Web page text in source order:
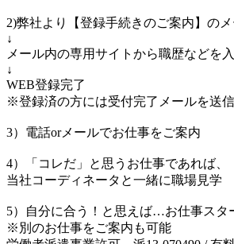
2)弊社より【登録手続きのご案内】の
↓
メール内の専用サイトから職歴などを
↓
WEB登録完了
※登録済の方には受付完了メールを送信
3）電話orメールでお仕事をご案内
4）「コレだ」と思うお仕事であれば、
当社コーディネータと一緒に職場見学
5）自分に合う！と思えば…お仕事スタ
※別のお仕事をご案内も可能